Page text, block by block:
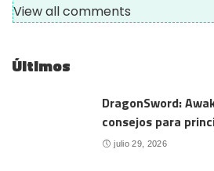
View all comments
Últimos
DragonSword:
consejos para
julio 29, 2026